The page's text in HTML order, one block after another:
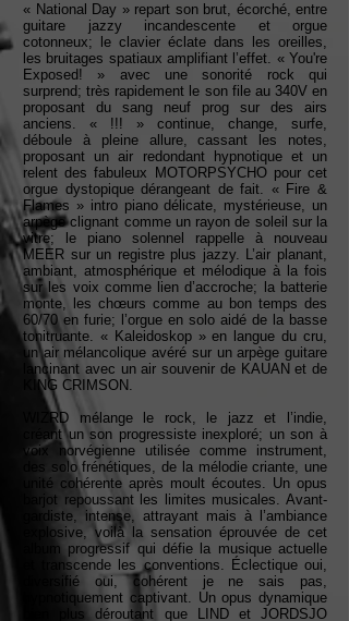
« National Day » repart son brut, écorché, entre
guitare jazzy incandescente et orgue
cotonneux; le clavier éclate dans les oreilles,
les bruitages spatiaux amplifiant l’effet. « You're
Exposed! » avec une sonorité rock qui
surprend; très rapidement le son file au 340V en
proposant du sang neuf prog sur des airs
anciens. « !!! » continue, change, surfe,
déboule à pleine allure, cassant les notes,
proposant un air redondant hypnotique et un
relent des fabuleux MOTORPSYCHO pour cet
orgue dystopique dérangeant de fait. « Fire &
Flames » intro piano délicate, mystérieuse, un
arpège clignant comme un rayon de soleil sur la
vitre; le piano solennel rappelle à nouveau
MEER sur un registre plus jazzy. L’air planant,
ambiant, atmosphérique et mélodique à la fois
sur les voix comme lien d’accroche; la batterie
monte, les chœurs comme au bon temps des
60/70 en furie; l’orgue en solo aidé de la basse
tonitruante. « Kaleidoskop » en langue du cru,
un air mélancolique avéré sur un arpège guitare
lancinant avec un air souvenir de KAUAN et de
KING CRIMSON.
WIZRD mélange le rock, le jazz et l’indie,
créant un son progressiste inexploré; un son à
voix norvégienne utilisée comme instrument,
des solo frénétiques, de la mélodie criante, une
unité cohérente après moult écoutes. Un opus
barjot repoussant les limites musicales. Avant-
gardiste, intense, attrayant mais à l’ambiance
explosive, voilà la sensation éprouvée de cet
album progressif qui défie la musique actuelle
et transcende les conventions. Éclectique oui,
diversifié oui, cohérent je ne sais pas,
hypnotiquement captivant. Un opus dynamique
bien plus déroutant que LIND et JORDSJO